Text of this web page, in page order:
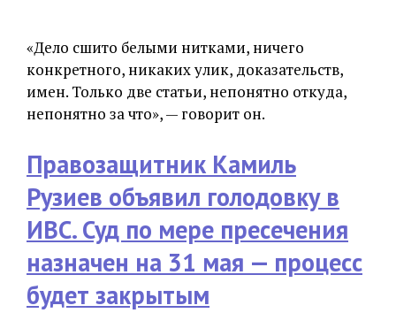
«Дело сшито белыми нитками, ничего
конкретного, никаких улик, доказательств,
имен. Только две статьи, непонятно откуда,
непонятно за что», — говорит он.
Правозащитник Камиль
Рузиев объявил голодовку в
ИВС. Суд по мере пресечения
назначен на 31 мая — процесс
будет закрытым